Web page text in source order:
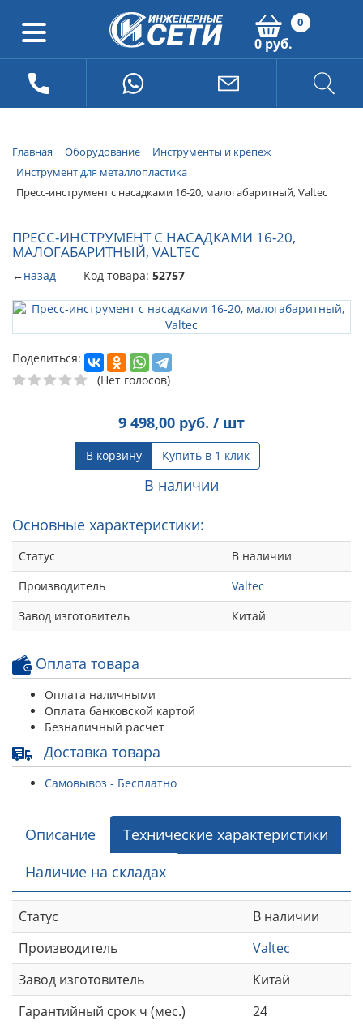
0
0 руб.
Главная Оборудование
Инструменты и крепеж
Инструмент для металлопластика
Пресс-инструмент с насадками 16-20, малогабаритный, Valtec
ПРЕСС-ИНСТРУМЕНТ С НАСАДКАМИ 16-20,
МАЛОГАБАРИТНЫЙ, VALTEC
←назад Код товара: 52757
Поделиться:
(Нет голосов)
9 498,00 руб. / шт
В корзину Купить в 1 клик
В наличии
Основные характеристики:
Статус
В наличии
Производитель
Valtec
Завод изготовитель
Китай
Оплата товара
Оплата наличными
Оплата банковской картой
Безналичный расчет
Доставка товара
Самовывоз - Бесплатно
Описание
Технические характеристики
Наличие на складах
Статус
В наличии
Производитель
Valtec
Завод изготовитель
Китай
Гарантийный срок ч (мес.)
24